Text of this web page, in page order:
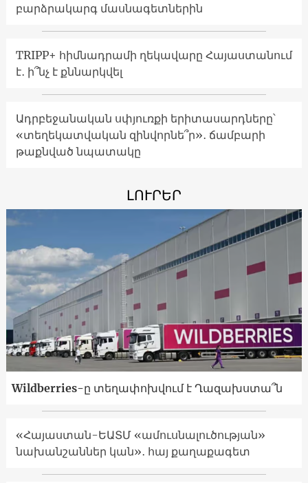
բարձրակարգ մասնագետներին
TRIPP+ հիմնադրամի ղեկավարը Հայաստանում
է․ ի՞նչ է քննարկվել
Ադրբեջանական սփյուռքի երիտասարդները՝
«տեղեկատվական զինվորնե՞ր»․ ճամբարի
թաքնված նպատակը
ԼՈՒՐԵՐ
Wildberries-ը տեղափոխվում է Ղազախստա՞ն
«Հայաստան-ԵԱՏՄ «ամուսնալուծության»
նախանշաններ կան»․ հայ քաղաքագետ